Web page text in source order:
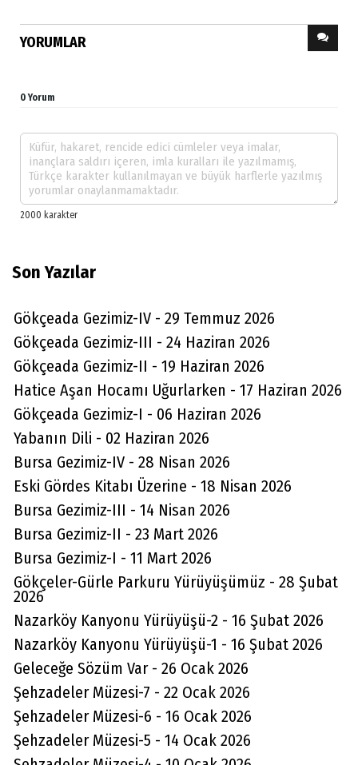
YORUMLAR
0 Yorum
Son Yazılar
Gökçeada Gezimiz-IV - 29 Temmuz 2026
Gökçeada Gezimiz-III - 24 Haziran 2026
Gökçeada Gezimiz-II - 19 Haziran 2026
Hatice Aşan Hocamı Uğurlarken - 17 Haziran 2026
Gökçeada Gezimiz-I - 06 Haziran 2026
Yabanın Dili - 02 Haziran 2026
Bursa Gezimiz-IV - 28 Nisan 2026
Eski Gördes Kitabı Üzerine - 18 Nisan 2026
Bursa Gezimiz-III - 14 Nisan 2026
Bursa Gezimiz-II - 23 Mart 2026
Bursa Gezimiz-I - 11 Mart 2026
Gökçeler-Gürle Parkuru Yürüyüşümüz - 28 Şubat
2026
Nazarköy Kanyonu Yürüyüşü-2 - 16 Şubat 2026
Nazarköy Kanyonu Yürüyüşü-1 - 16 Şubat 2026
Geleceğe Sözüm Var - 26 Ocak 2026
Şehzadeler Müzesi-7 - 22 Ocak 2026
Şehzadeler Müzesi-6 - 16 Ocak 2026
Şehzadeler Müzesi-5 - 14 Ocak 2026